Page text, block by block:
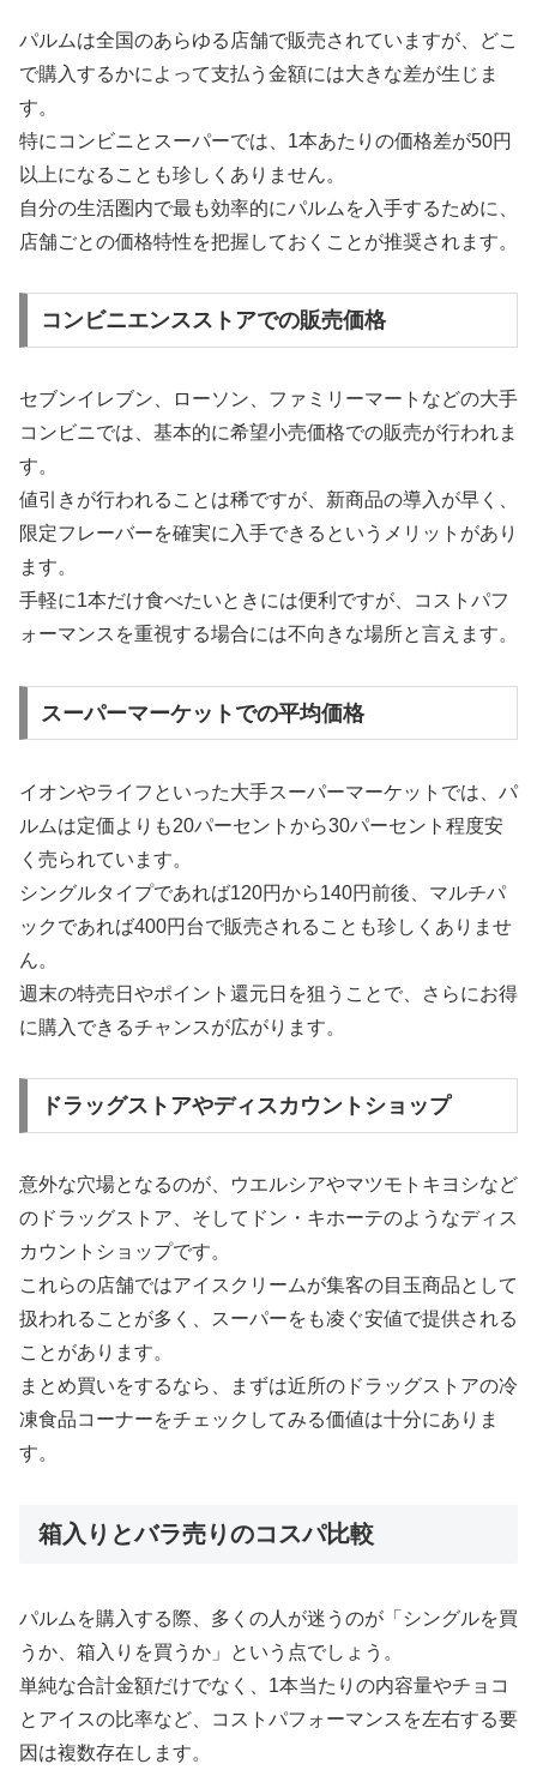
パルムは全国のあらゆる店舗で販売されていますが、どこ
で購入するかによって支払う金額には大きな差が生じま
す。
特にコンビニとスーパーでは、1本あたりの価格差が50円
以上になることも珍しくありません。
自分の生活圏内で最も効率的にパルムを入手するために、
店舗ごとの価格特性を把握しておくことが推奨されます。
コンビニエンスストアでの販売価格
セブンイレブン、ローソン、ファミリーマートなどの大手
コンビニでは、基本的に希望小売価格での販売が行われま
す。
値引きが行われることは稀ですが、新商品の導入が早く、
限定フレーバーを確実に入手できるというメリットがあり
ます。
手軽に1本だけ食べたいときには便利ですが、コストパフ
ォーマンスを重視する場合には不向きな場所と言えます。
スーパーマーケットでの平均価格
イオンやライフといった大手スーパーマーケットでは、パ
ルムは定価よりも20パーセントから30パーセント程度安
く売られています。
シングルタイプであれば120円から140円前後、マルチパ
ックであれば400円台で販売されることも珍しくありませ
ん。
週末の特売日やポイント還元日を狙うことで、さらにお得
に購入できるチャンスが広がります。
ドラッグストアやディスカウントショップ
意外な穴場となるのが、ウエルシアやマツモトキヨシなど
のドラッグストア、そしてドン・キホーテのようなディス
カウントショップです。
これらの店舗ではアイスクリームが集客の目玉商品として
扱われることが多く、スーパーをも凌ぐ安値で提供される
ことがあります。
まとめ買いをするなら、まずは近所のドラッグストアの冷
凍食品コーナーをチェックしてみる価値は十分にありま
す。
箱入りとバラ売りのコスパ比較
パルムを購入する際、多くの人が迷うのが「シングルを買
うか、箱入りを買うか」という点でしょう。
単純な合計金額だけでなく、1本当たりの内容量やチョコ
とアイスの比率など、コストパフォーマンスを左右する要
因は複数存在します。